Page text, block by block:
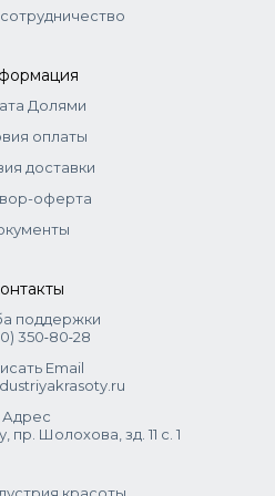
Castor Oil, Polysilicone-15,
Potassium
Долями
оплаты
доставки
оферта
поддержки
350‑80‑28
Email
Адрес
пр. Шолохова, зд. 11 с. 1